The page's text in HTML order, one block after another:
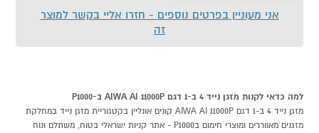
אני מעוניין בפרטים נוספים - חזרו אליי בקשר למוצר
זה
למה כדאי לקנות מזגן נייד 4 ב-1 דגם AIWA AI 11000P ב-P1000
מזגן נייד 4 ב-1 דגם AIWA AI 11000P קונים אונליין בקטגוריית מזגן נייד במחלקת
מזגנים מאווררים ומוצרי חימום בP1000 - אתר קניות ישראלי בטוח, משתלם ונוח